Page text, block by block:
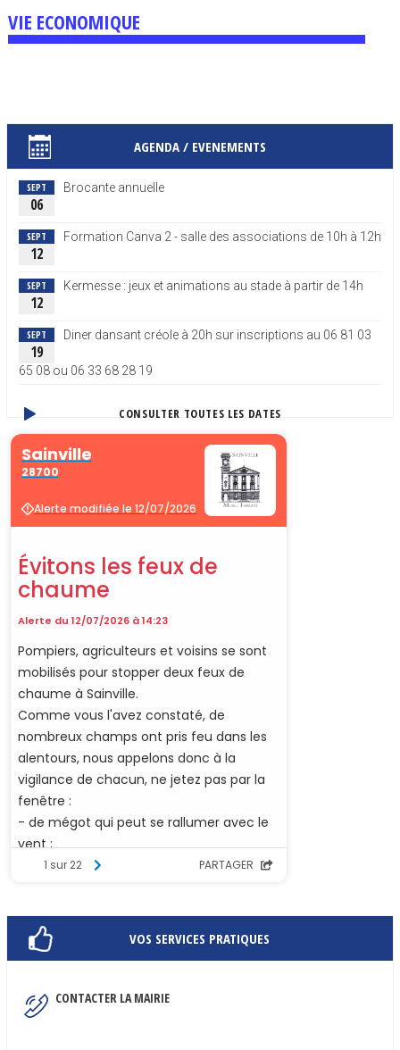
VIE ECONOMIQUE
AGENDA / EVENEMENTS
SEPT
06
Brocante annuelle
SEPT
12
Formation Canva 2 - salle des associations de 10h à 12h
SEPT
12
Kermesse : jeux et animations au stade à partir de 14h
SEPT
19
Diner dansant créole à 20h sur inscriptions au 06 81 03
65 08 ou 06 33 68 28 19
CONSULTER TOUTES LES DATES
VOS SERVICES PRATIQUES
CONTACTER LA MAIRIE